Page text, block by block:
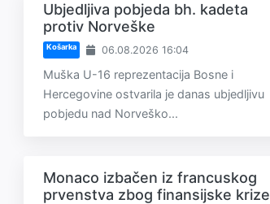
Ubjedljiva pobjeda bh. kadeta
protiv Norveške
Košarka 06.08.2026 16:04
Muška U-16 reprezentacija Bosne i
Hercegovine ostvarila je danas ubjedljivu
pobjedu nad Norveško...
Monaco izbačen iz francuskog
prvenstva zbog finansijske krize